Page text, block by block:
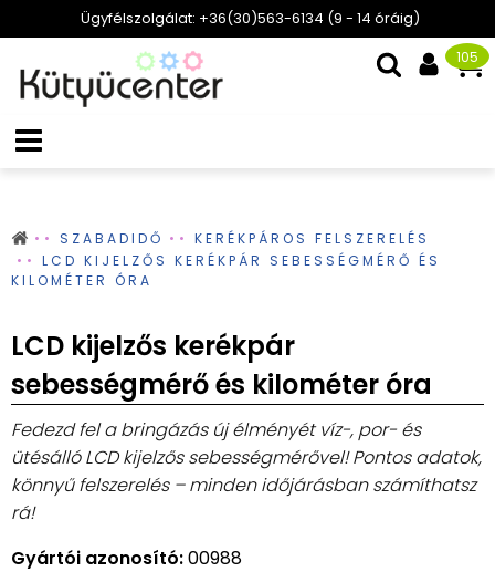
Ügyfélszolgálat: +36(30)563-6134 (9 - 14 óráig)
105
SZABADIDŐ
KERÉKPÁROS FELSZERELÉS
LCD KIJELZŐS KERÉKPÁR SEBESSÉGMÉRŐ ÉS
KILOMÉTER ÓRA
LCD kijelzős kerékpár
sebességmérő és kilométer óra
Fedezd fel a bringázás új élményét víz-, por- és
ütésálló LCD kijelzős sebességmérővel! Pontos adatok,
könnyű felszerelés – minden időjárásban számíthatsz
rá!
Gyártói azonosító:00988